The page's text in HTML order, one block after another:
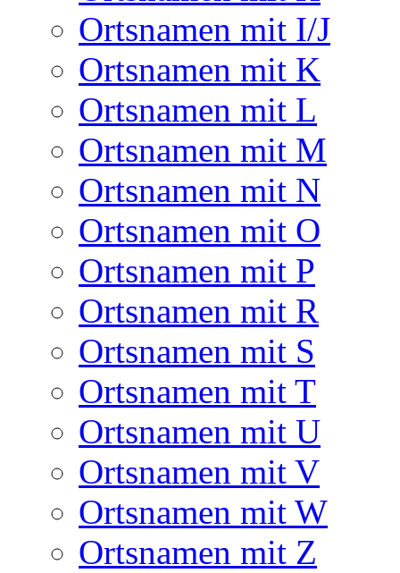
Ortsnamen mit I/J
Ortsnamen mit K
Ortsnamen mit L
Ortsnamen mit M
Ortsnamen mit N
Ortsnamen mit O
Ortsnamen mit P
Ortsnamen mit R
Ortsnamen mit S
Ortsnamen mit T
Ortsnamen mit U
Ortsnamen mit V
Ortsnamen mit W
Ortsnamen mit Z